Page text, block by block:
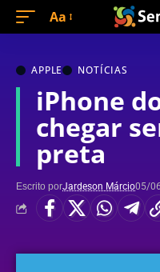
Aa
APPLE NOTÍCIAS
iPhone
chegar
preta
Escrito porJardeson Márcio05/